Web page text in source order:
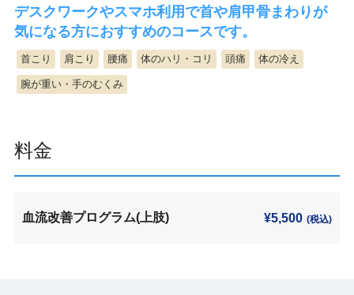
デスクワークやスマホ利用で首や肩甲骨まわりが
気になる方におすすめのコースです。
首こり 肩こり 腰痛 体のハリ・コリ 頭痛 体の冷え
腕が重い・手のむくみ
料金
血流改善プログラム(上肢) ¥5,500 (税込)